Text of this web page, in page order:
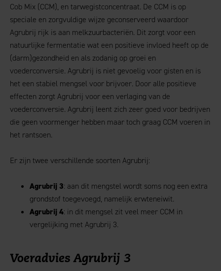
Cob Mix (CCM), en tarwegistconcentraat. De CCM is op
speciale en zorgvuldige wijze geconserveerd waardoor
Agrubrij rijk is aan melkzuurbacteriën. Dit zorgt voor een
natuurlijke fermentatie wat een positieve invloed heeft op de
(darm)gezondheid en als zodanig op groei en
voederconversie. Agrubrij is niet gevoelig voor gisten en is
het een stabiel mengsel voor brijvoer. Door alle positieve
effecten zorgt Agrubrij voor een verlaging van de
voederconversie. Agrubrij leent zich zeer goed voor bedrijven
die geen voormenger hebben maar toch graag CCM voeren in
het rantsoen.
Er zijn twee verschillende soorten Agrubrij:
Agrubrij 3: aan dit mengstel wordt soms nog een extra
grondstof toegevoegd, namelijk erwteneiwit.
Agrubrij 4: in dit mengsel zit veel meer CCM in
vergelijking met Agrubrij 3.
Voeradvies Agrubrij 3